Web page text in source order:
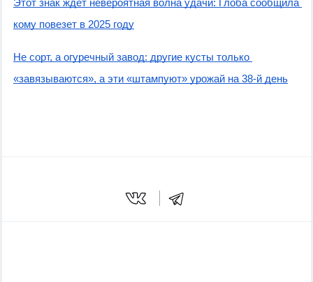
Этот знак ждет невероятная волна удачи: Глоба сообщила
кому повезет в 2025 году
Не сорт, а огуречный завод: другие кусты только
«завязываются», а эти «штампуют» урожай на 38-й день